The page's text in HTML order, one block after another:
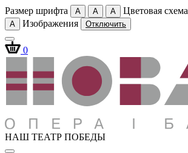
Размер шрифта A A A Цветовая схема
A
Изображения Отключить
0
НАШ ТЕАТР ПОБЕДЫ